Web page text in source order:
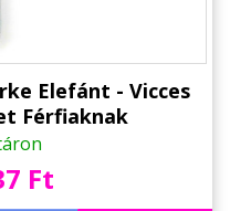
Elefánt - Vicces
Férfiaknak
Ft